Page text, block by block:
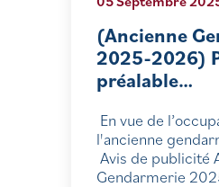
(Ancienne
2025-2026)
préalable…
En vue de
l'ancienne
Avis de publicité
Gendarmerie